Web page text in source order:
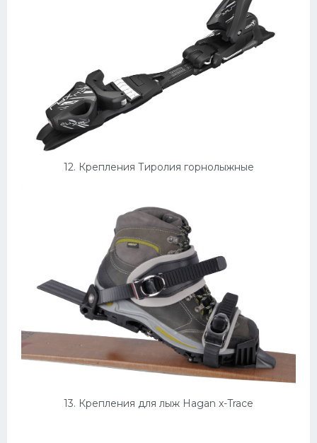
12. Крепления Тиролия горнолыжные
13. Крепления для лыж Hagan x-Trace